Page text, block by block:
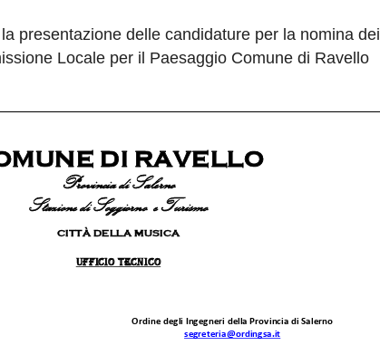
presentazione delle candidature per la nomina dei
Locale per il Paesaggio Comune di Ravello